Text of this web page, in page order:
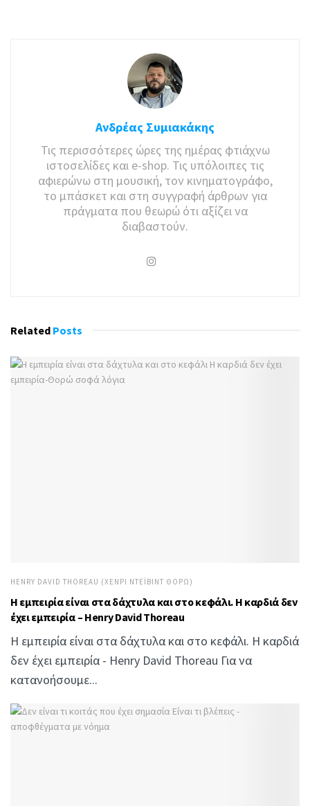
Ανδρέας Συμιακάκης
Τις περισσότερες ώρες της ημέρας φτιάχνω
ιστοσελίδες και e-shop. Τις υπόλοιπες τις
αφιερώνω στη μουσική, τον κινηματογράφο,
το μπάσκετ και στη συγγραφή άρθρων για
πράγματα που θεωρώ ότι αξίζει να
διαβαστούν.
Related Posts
HENRY DAVID THOREAU (ΧΈΝΡΙ ΝΤΈΙΒΙΝΤ ΘΌΡΩ)
Η εμπειρία είναι στα δάχτυλα και στο κεφάλι. Η καρδιά δεν
έχει εμπειρία – Henry David Thoreau
Η εμπειρία είναι στα δάχτυλα και στο κεφάλι. Η καρδιά
δεν έχει εμπειρία - Henry David Thoreau Για να
κατανοήσουμε...